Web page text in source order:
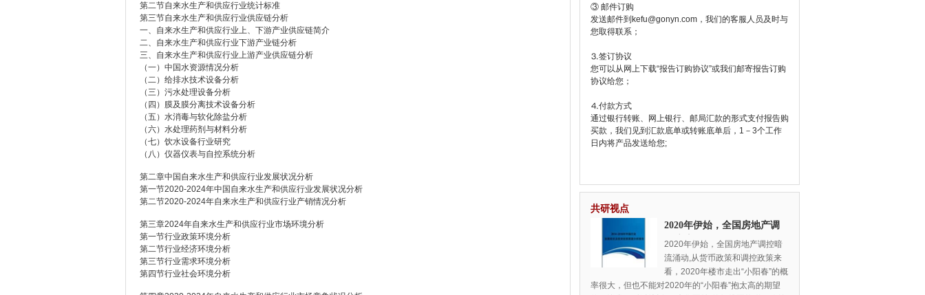
第二节自来水生产和供应行业统计标准
第三节自来水生产和供应行业供应链分析
一、自来水生产和供应行业上、下游产业供应链简介
二、自来水生产和供应行业下游产业链分析
三、自来水生产和供应行业上游产业供应链分析
（一）中国水资源情况分析
（二）给排水技术设备分析
（三）污水处理设备分析
（四）膜及膜分离技术设备分析
（五）水消毒与软化除盐分析
（六）水处理药剂与材料分析
（七）饮水设备行业研究
（八）仪器仪表与自控系统分析
第二章中国自来水生产和供应行业发展状况分析
第一节2020-2024年中国自来水生产和供应行业发展状况分析
第二节2020-2024年自来水生产和供应行业产销情况分析
第三章2024年自来水生产和供应行业市场环境分析
第一节行业政策环境分析
第二节行业经济环境分析
第三节行业需求环境分析
第四节行业社会环境分析
③ 邮件订购
发送邮件到kefu@gonyn.com，我们的客服人员及时与
您取得联系；
⒊签订协议
您可以从网上下载“报告订购协议”或我们邮寄报告订购
协议给您；
⒋付款方式
通过银行转账、网上银行、邮局汇款的形式支付报告购
买款，我们见到汇款底单或转账底单后，1－3个工作
日内将产品发送给您;
共研视点
2020年伊始，全国房地产调
控暗流涌动
2020年伊始，全国房地产调控暗
流涌动,从货币政策和调控政策来
看，2020年楼市走出“小阳春”的概
率很大，但也不能对2020年的“小阳春”抱太高的期望